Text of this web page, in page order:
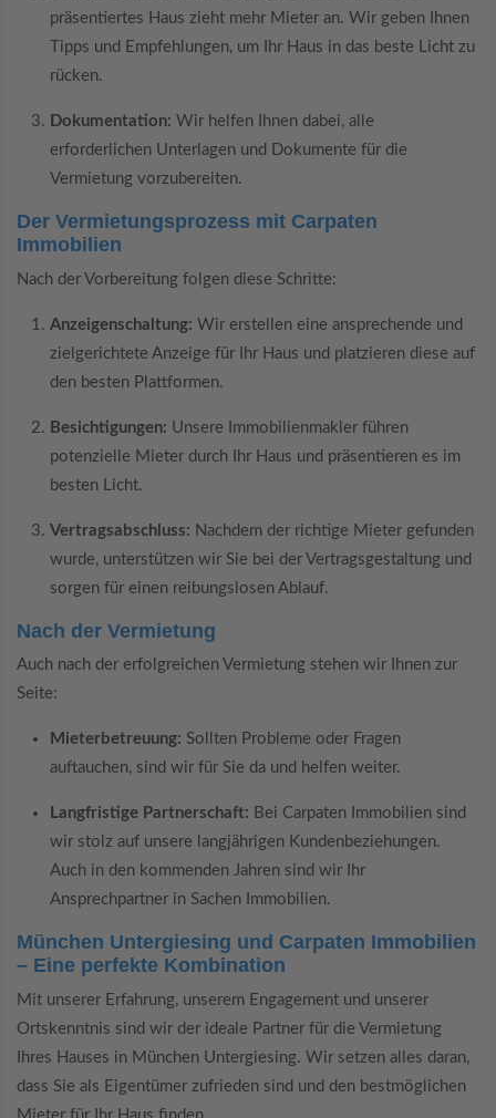
präsentiertes Haus zieht mehr Mieter an. Wir geben Ihnen
Tipps und Empfehlungen, um Ihr Haus in das beste Licht zu
rücken.
Dokumentation: Wir helfen Ihnen dabei, alle
erforderlichen Unterlagen und Dokumente für die
Vermietung vorzubereiten.
Der Vermietungsprozess mit Carpaten
Immobilien
Nach der Vorbereitung folgen diese Schritte:
Anzeigenschaltung: Wir erstellen eine ansprechende und
zielgerichtete Anzeige für Ihr Haus und platzieren diese auf
den besten Plattformen.
Besichtigungen: Unsere Immobilienmakler führen
potenzielle Mieter durch Ihr Haus und präsentieren es im
besten Licht.
Vertragsabschluss: Nachdem der richtige Mieter gefunden
wurde, unterstützen wir Sie bei der Vertragsgestaltung und
sorgen für einen reibungslosen Ablauf.
Nach der Vermietung
Auch nach der erfolgreichen Vermietung stehen wir Ihnen zur
Seite:
Mieterbetreuung: Sollten Probleme oder Fragen
auftauchen, sind wir für Sie da und helfen weiter.
Langfristige Partnerschaft: Bei Carpaten Immobilien sind
wir stolz auf unsere langjährigen Kundenbeziehungen.
Auch in den kommenden Jahren sind wir Ihr
Ansprechpartner in Sachen Immobilien.
München Untergiesing und Carpaten Immobilien
– Eine perfekte Kombination
Mit unserer Erfahrung, unserem Engagement und unserer
Ortskenntnis sind wir der ideale Partner für die Vermietung
Ihres Hauses in München Untergiesing. Wir setzen alles daran,
dass Sie als Eigentümer zufrieden sind und den bestmöglichen